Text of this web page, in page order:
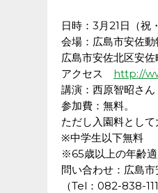
日時：3月21日（祝
会場：広島市安佐
広島市安佐北区安
アクセス http://
講演：西原智昭さん
参加費：無料。
ただし入園料とし
※中学生以下無料
※65歳以上の年齢適
問い合わせ：広島
（Tel：082-838-